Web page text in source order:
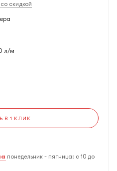
скидкой
л/м
В 1 КЛИК
понедельник - пятница: с 10 до